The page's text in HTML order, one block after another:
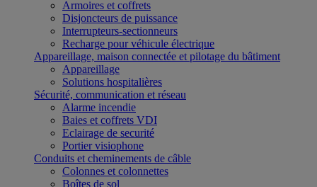
Armoires et coffrets
Disjoncteurs de puissance
Interrupteurs-sectionneurs
Recharge pour véhicule électrique
Appareillage, maison connectée et pilotage du bâtiment
Appareillage
Solutions hospitalières
Sécurité, communication et réseau
Alarme incendie
Baies et coffrets VDI
Eclairage de securité
Portier visiophone
Conduits et cheminements de câble
Colonnes et colonnettes
Boîtes de sol